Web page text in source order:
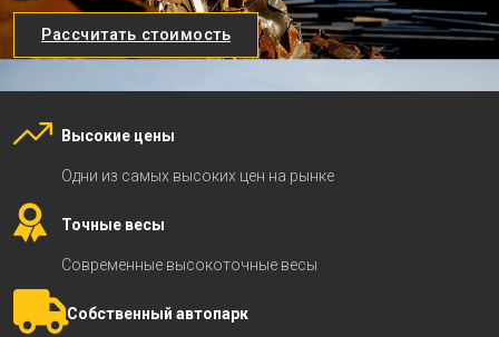
Рассчитать стоимость
Высокие цены
Одни из самых высоких цен на рынке
Точные весы
Современные высокоточные весы
Собственный автопарк